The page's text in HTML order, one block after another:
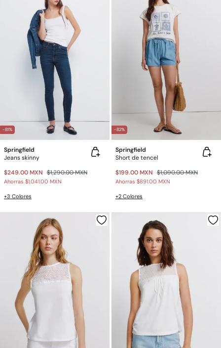
-81%
Springfield
Jeans skinny
$249.00 MXN $1,290.00 MXN
Ahorras $1,041.00 MXN
+3 Colores
-82%
Springfield
Short de tencel
$199.00 MXN $1,090.00 MXN
Ahorras $891.00 MXN
+2 Colores